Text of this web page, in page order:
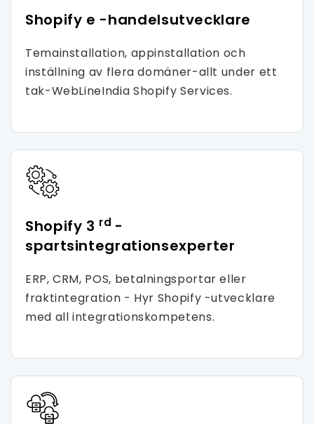
Shopify e -handelsutvecklare
Temainstallation, appinstallation och
inställning av flera domäner-allt under ett
tak-WebLineIndia Shopify Services.
Shopify 3 rd -
spartsintegrationsexperter
ERP, CRM, POS, betalningsportar eller
fraktintegration - Hyr Shopify -utvecklare
med all integrationskompetens.